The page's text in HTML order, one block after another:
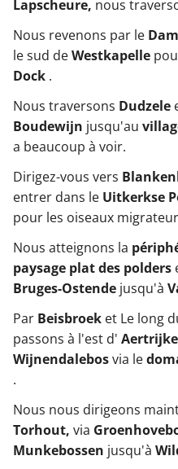
Lapscheure, nous
Nous revenons par le
le sud deWestkapelle
Dock .
Nous traversons Dudzele
Boudewijn jusqu'au
a beaucoup à voir.
Dirigez-vous vers
entrer dans le Uitkerkse
pour les oiseaux
Nous atteignons la
paysage plat des polders
Bruges-Ostende jusqu'à
Par Beisbroek et Le long
passons à l'est d' Aertrijke
Wijnendalebosvia le
.
Nous nous dirigeons
Torhout, via
Munkebossen jusqu'à